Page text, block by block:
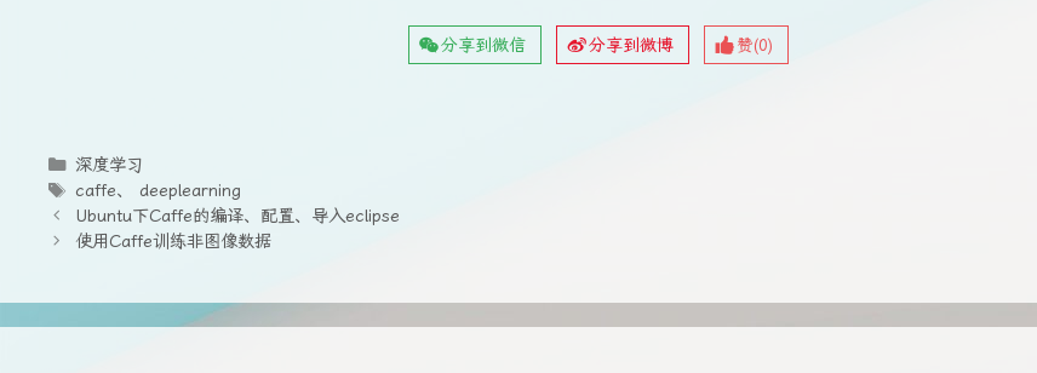
分享到微信 分享到微博 赞(0)
分
类
深度学习
标
签
caffe、 deeplearning
Ubuntu下Caffe的编译、配置、导入eclipse
使用Caffe训练非图像数据